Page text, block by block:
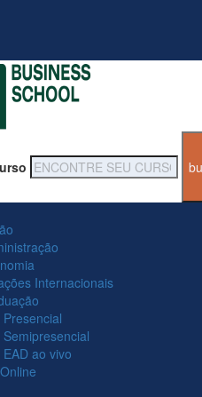
Internacionais
Presencial
Semipresencial
EAD ao vivo